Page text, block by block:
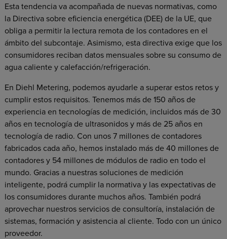
Esta tendencia va acompañada de nuevas normativas, como
la Directiva sobre eficiencia energética (DEE) de la UE, que
obliga a permitir la lectura remota de los contadores en el
ámbito del subcontaje. Asimismo, esta directiva exige que los
consumidores reciban datos mensuales sobre su consumo de
agua caliente y calefacción/refrigeración.
En Diehl Metering, podemos ayudarle a superar estos retos y
cumplir estos requisitos. Tenemos más de 150 años de
experiencia en tecnologías de medición, incluidos más de 30
años en tecnología de ultrasonidos y más de 25 años en
tecnología de radio. Con unos 7 millones de contadores
fabricados cada año, hemos instalado más de 40 millones de
contadores y 54 millones de módulos de radio en todo el
mundo. Gracias a nuestras soluciones de medición
inteligente, podrá cumplir la normativa y las expectativas de
los consumidores durante muchos años. También podrá
aprovechar nuestros servicios de consultoría, instalación de
sistemas, formación y asistencia al cliente. Todo con un único
proveedor.